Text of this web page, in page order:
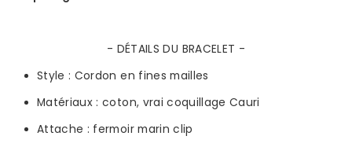
- DÉTAILS DU BRACELET -
Style : Cordon en fines mailles
Matériaux : coton, vrai coquillage Cauri
Attache : fermoir marin clip